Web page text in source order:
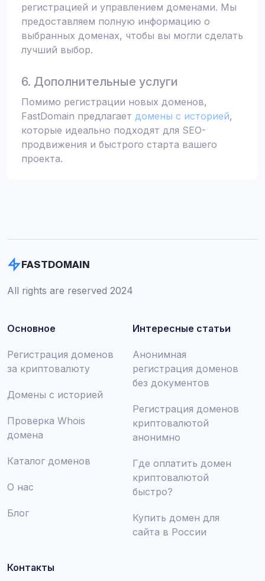
регистрацией и управлением доменами. Мы
предоставляем полную информацию о
выбранных доменах, чтобы вы могли сделать
лучший выбор.
6. Дополнительные услуги
Помимо регистрации новых доменов,
FastDomain предлагает домены с историей,
которые идеально подходят для SEO-
продвижения и быстрого старта вашего
проекта.
FASTDOMAIN
All rights are reserved 2024
Основное
Регистрация доменов
за криптовалюту
Домены с историей
Проверка Whois
домена
Каталог доменов
О нас
Блог
Интересные статьи
Анонимная
регистрация доменов
без документов
Регистрация доменов
криптовалютой
анонимно
Где оплатить домен
криптовалютой
быстро?
Купить домен для
сайта в России
Контакты